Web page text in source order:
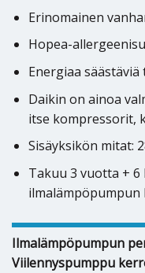
Erinomainen
Hopea-
Energiaa
Daikin on ainoa
itse kompressorit,
Sisäyksikön mitat:
Takuu 3 vuotta +
ilmalämpöpumpun
Ilmalämpöpumpun
Viilennyspumppu